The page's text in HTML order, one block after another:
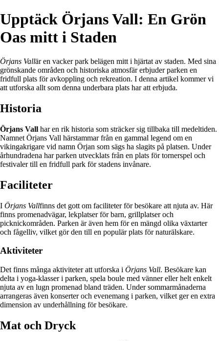
Upptäck Örjans Vall: En Grön
Oas mitt i Staden
Örjans Vallär en vacker park belägen mitt i hjärtat av staden. Med sina
grönskande områden och historiska atmosfär erbjuder parken en
fridfull plats för avkoppling och rekreation. I denna artikel kommer vi
att utforska allt som denna underbara plats har att erbjuda.
Historia
Örjans Vall har en rik historia som sträcker sig tillbaka till medeltiden.
Namnet Örjans Vall härstammar från en gammal legend om en
vikingakrigare vid namn Örjan som sägs ha slagits på platsen. Under
århundradena har parken utvecklats från en plats för tornerspel och
festivaler till en fridfull park för stadens invånare.
Faciliteter
I Örjans Vallfinns det gott om faciliteter för besökare att njuta av. Här
finns promenadvägar, lekplatser för barn, grillplatser och
picknickområden. Parken är även hem för en mängd olika växtarter
och fågelliv, vilket gör den till en populär plats för naturälskare.
Aktiviteter
Det finns många aktiviteter att utforska i Örjans Vall. Besökare kan
delta i yoga-klasser i parken, spela boule med vänner eller helt enkelt
njuta av en lugn promenad bland träden. Under sommarmånaderna
arrangeras även konserter och evenemang i parken, vilket ger en extra
dimension av underhållning för besökare.
Mat och Dryck